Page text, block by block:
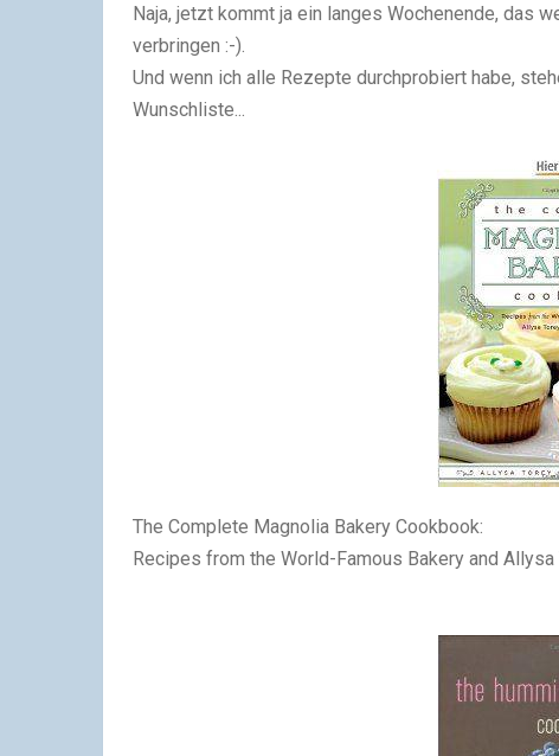
Naja, jetzt kommt ja ein langes Wochenende, das
verbringen :-).
Und wenn ich alle Rezepte durchprobiert habe,
Wunschliste...
The Complete Magnolia Bakery Cookbook:
Recipes from the World-Famous Bakery and